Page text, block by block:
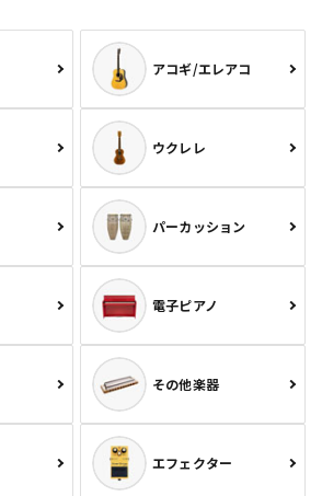
アコギ/エレアコ
ウクレレ
パーカッション
電子ピアノ
その他楽器
エフェクター